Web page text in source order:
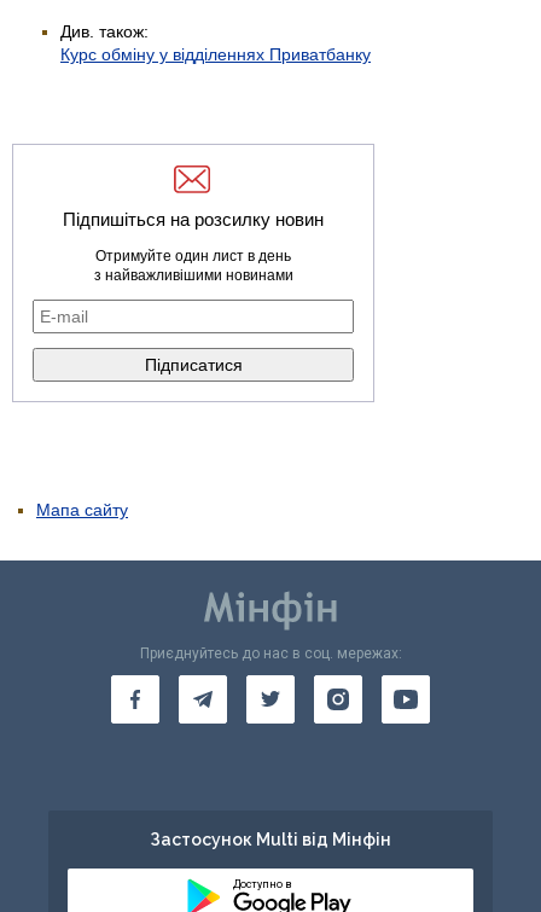
Див. також:
Курс обміну у відділеннях Приватбанку
Підпишіться на розсилку новин
Отримуйте один лист в день
з найважливішими новинами
Мапа сайту
Приєднуйтесь до нас в соц. мережах:
Застосунок Multi від Мінфін
Доступно в